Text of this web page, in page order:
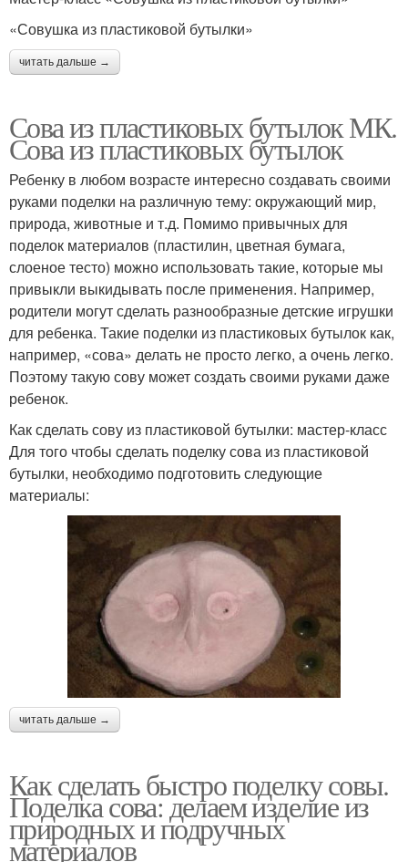
«Совушка из пластиковой бутылки»
читать дальше →
Сова из пластиковых бутылок МК.
Сова из пластиковых бутылок
Ребенку в любом возрасте интересно создавать своими
руками поделки на различную тему: окружающий мир,
природа, животные и т.д. Помимо привычных для
поделок материалов (пластилин, цветная бумага,
слоеное тесто) можно использовать такие, которые мы
привыкли выкидывать после применения. Например,
родители могут сделать разнообразные детские игрушки
для ребенка. Такие поделки из пластиковых бутылок как,
например, «сова» делать не просто легко, а очень легко.
Поэтому такую сову может создать своими руками даже
ребенок.
Как сделать сову из пластиковой бутылки: мастер-класс
Для того чтобы сделать поделку сова из пластиковой
бутылки, необходимо подготовить следующие
материалы:
читать дальше →
Как сделать быстро поделку совы.
Поделка сова: делаем изделие из
природных и подручных
материалов